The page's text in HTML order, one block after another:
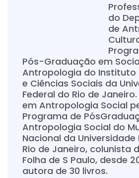
do
de
Pós-Graduação em
Antropologia do Instituto
e Ciências Sociais da
Federal do Rio de
em Antropologia Social
Programa de
Antropologia Social do
Nacional da Universidade
Rio de Janeiro, colunista
Folha de S Paulo, desde
autora de 30 livros.